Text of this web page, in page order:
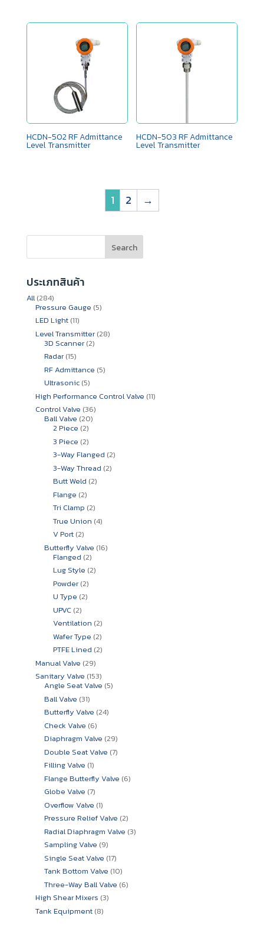
HCDN-502 RF Admittance
Level Transmitter
HCDN-503 RF Admittance
Level Transmitter
1 2 →
Search
ประเภทสินค้า
All 284284
สินค้า
Pressure Gauge 55
LED Light 1111
สินค้า
Level Transmitter 2828
3D Scanner 22
Radar 1515
สินค้า
RF Admittance 55
Ultrasonic 55
สินค้า
High Performance Control Valve 1111
Control Valve 3636
Ball Valve 2020
2 Piece 22
สินค้า
3 Piece 22
สินค้า
3-Way Flanged 22
3-Way Thread 22
Butt Weld 22
Flange 22
สินค้า
Tri Clamp 22
สินค้า
True Union 44
V Port 22
สินค้า
Butterfly Valve 1616
Flanged 22
สินค้า
Lug Style 22
Powder 22
สินค้า
U Type 22
UPVC 22
สินค้า
Ventilation 22
สินค้า
Wafer Type 22
สินค้า
PTFE Lined 22
Manual Valve 2929
สินค้า
Sanitary Valve 153153
สินค้า
Angle Seat Valve 55
Ball Valve 3131
สินค้า
Butterfly Valve 2424
Check Valve 66
สินค้า
Diaphragm Valve 2929
สินค้า
Double Seat Valve 77
Filling Valve 11
สินค้า
Flange Butterfly Valve 66
Globe Valve 77
สินค้า
Overflow Valve 11
สินค้า
Pressure Relief Valve 22
สินค้า
Radial Diaphragm Valve 33
Sampling Valve 99
สินค้า
Single Seat Valve 1717
สินค้า
Tank Bottom Valve 1010
สินค้า
Three-Way Ball Valve 66
High Shear Mixers 33
Tank Equipment 88